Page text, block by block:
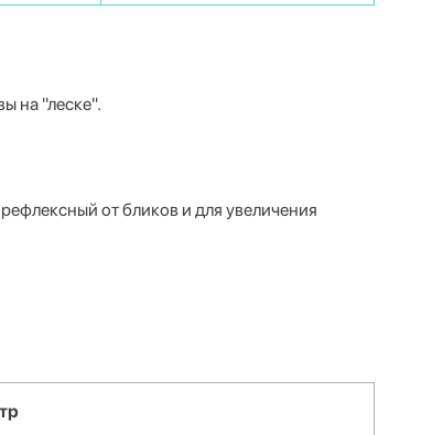
на "леске".
от бликов и для увеличения